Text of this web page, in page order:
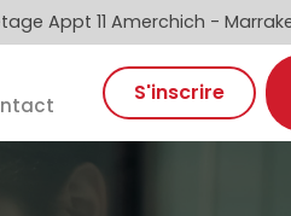
Appt 11 Amerchich -
S'inscrire